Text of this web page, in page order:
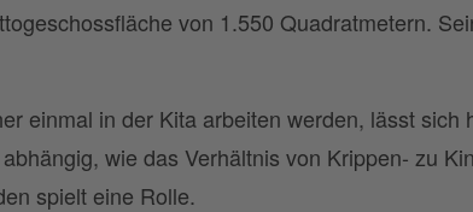
von 1.550 Quadratmetern.
einmal in der Kita arbeiten werden, lässt sich
wie das Verhältnis von Krippen- zu
spielt eine Rolle.